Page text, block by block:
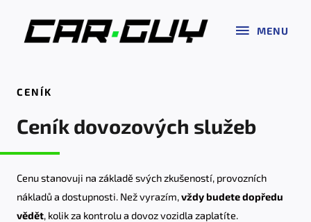
MENU
CENÍK
Ceník dovozových služeb
Cenu stanovuji na základě svých zkušeností, provozních
nákladů a dostupnosti. Než vyrazím,vždy budete dopředu
vědět, kolik za kontrolu a dovoz vozidla zaplatíte.